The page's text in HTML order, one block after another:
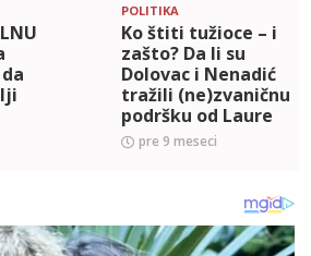
POLITIKA
Ko štiti tužioce – i
zašto? Da li su
Dolovac i Nenadić
tražili (ne)zvaničnu
podršku od Laure
Koveši u vezi
istrage pada
pre 9 meseci